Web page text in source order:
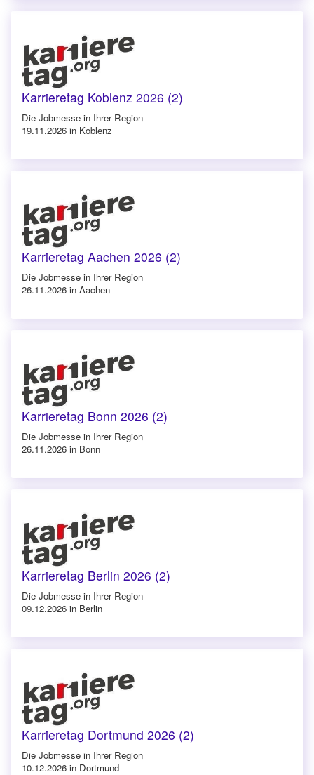
Karrieretag Koblenz 2026 (2)
Die Jobmesse in Ihrer Region
19.11.2026 in Koblenz
Karrieretag Aachen 2026 (2)
Die Jobmesse in Ihrer Region
26.11.2026 in Aachen
Karrieretag Bonn 2026 (2)
Die Jobmesse in Ihrer Region
26.11.2026 in Bonn
Karrieretag Berlin 2026 (2)
Die Jobmesse in Ihrer Region
09.12.2026 in Berlin
Karrieretag Dortmund 2026 (2)
Die Jobmesse in Ihrer Region
10.12.2026 in Dortmund